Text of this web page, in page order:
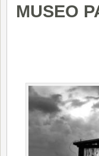
MUSEO